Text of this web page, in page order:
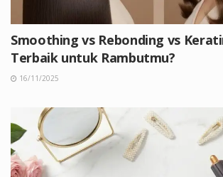
Smoothing vs Rebonding vs
Terbaik untuk Rambutmu?
16/11/2025